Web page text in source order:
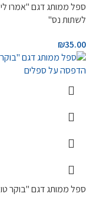
ספל ממותג דגם "אמרו
לשתות נס"
₪35.00
ספל ממותג דגם "בוקר